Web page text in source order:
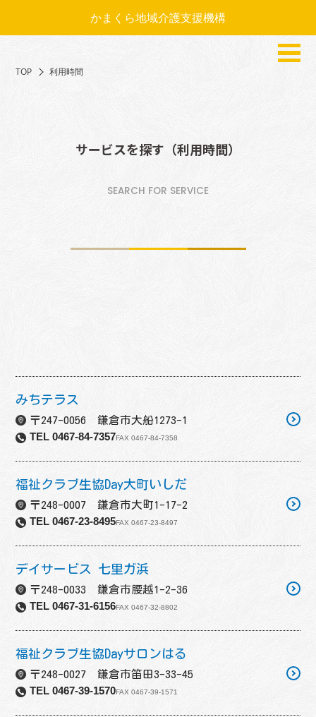
かまくら地域介護支援機構
TOP 利用時間
サービスを探す（利用時間）
SEARCH FOR SERVICE
みちテラス
〒247-0056 鎌倉市大船1273-1
TEL 0467-84-7357FAX 0467-84-7358
福祉クラブ生協Day大町いしだ
〒248-0007 鎌倉市大町1-17-2
TEL 0467-23-8495FAX 0467-23-8497
デイサービス 七里ガ浜
〒248-0033 鎌倉市腰越1-2-36
TEL 0467-31-6156FAX 0467-32-8802
福祉クラブ生協Dayサロンはる
〒248-0027 鎌倉市笛田3-33-45
TEL 0467-39-1570FAX 0467-39-1571